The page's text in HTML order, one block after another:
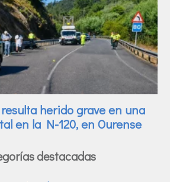
destacadas